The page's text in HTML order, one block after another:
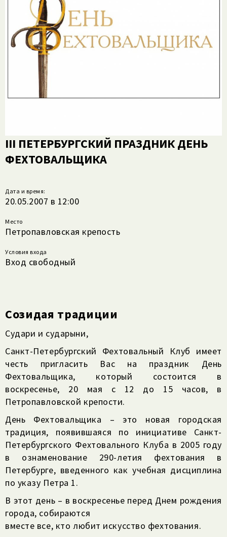
III ПЕТЕРБУРГСКИЙ ПРАЗДНИК ДЕНЬ
ФЕХТОВАЛЬЩИКА
Дата и время:
20.05.2007 в 12:00
Место
Петропавловская крепость
Условия входа
Вход свободный
Созидая традиции
Судари и сударыни,
Санкт-Петербургский Фехтовальный Клуб имеет
честь пригласить Вас на праздник День
Фехтовальщика, который состоится в
воскресенье, 20 мая с 12 до 15 часов, в
Петропавловской крепости.
День Фехтовальщика – это новая городская
традиция, появившаяся по инициативе Санкт-
Петербургского Фехтовального Клуба в 2005 году
в ознамено­вание 290-летия фехтования в
Петербурге, введенного как учебная дисциплина
по указу Петра 1.
В этот день – в воскресенье перед Днем рождения
города, собираются
вместе все, кто любит искусство фехтования.